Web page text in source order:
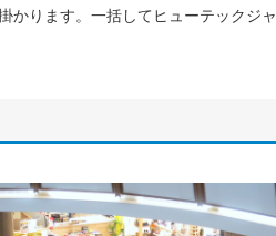
かります。一括してヒューテックジャ